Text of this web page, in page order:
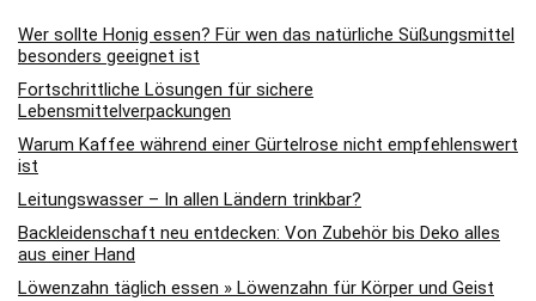
Wer sollte Honig essen? Für wen das natürliche Süßungsmittel
besonders geeignet ist
Fortschrittliche Lösungen für sichere
Lebensmittelverpackungen
Warum Kaffee während einer Gürtelrose nicht empfehlenswert
ist
Leitungswasser – In allen Ländern trinkbar?
Backleidenschaft neu entdecken: Von Zubehör bis Deko alles
aus einer Hand
Löwenzahn täglich essen » Löwenzahn für Körper und Geist